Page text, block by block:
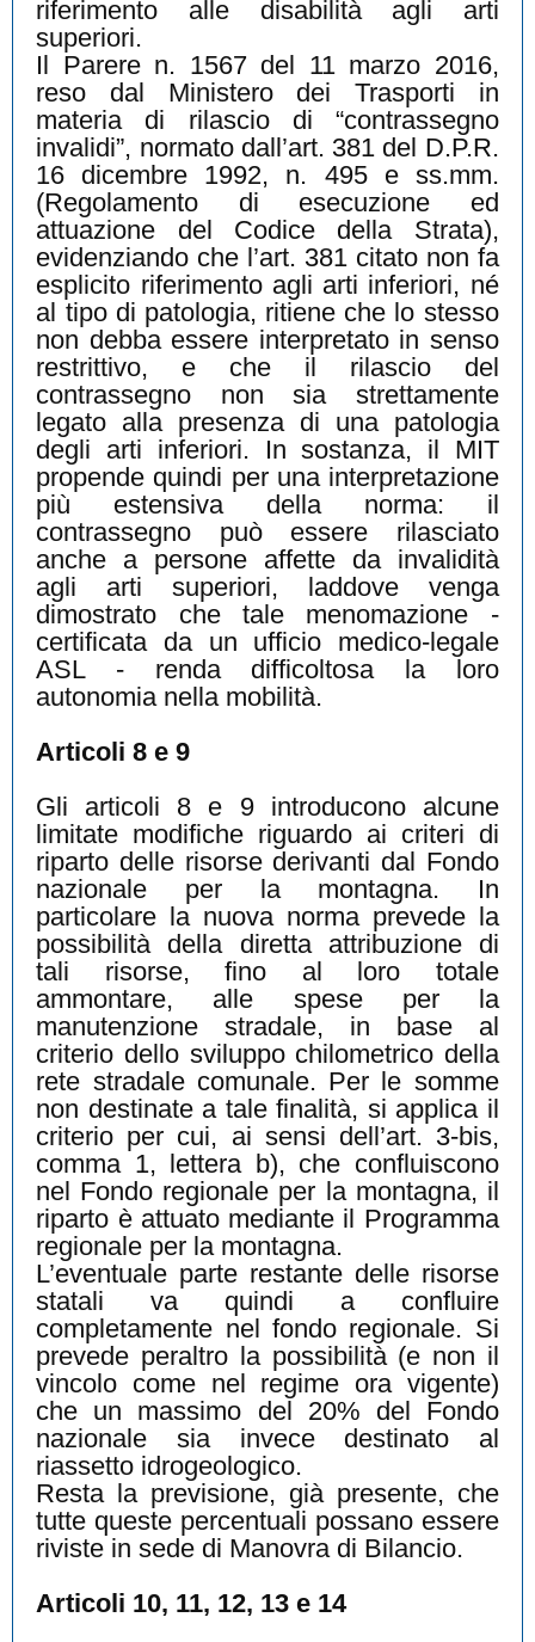
riferimento alle disabilità agli arti
superiori.
Il Parere n. 1567 del 11 marzo 2016,
reso dal Ministero dei Trasporti in
materia di rilascio di “contrassegno
invalidi”, normato dall’art. 381 del D.P.R.
16 dicembre 1992, n. 495 e ss.mm.
(Regolamento di esecuzione ed
attuazione del Codice della Strata),
evidenziando che l’art. 381 citato non fa
esplicito riferimento agli arti inferiori, né
al tipo di patologia, ritiene che lo stesso
non debba essere interpretato in senso
restrittivo, e che il rilascio del
contrassegno non sia strettamente
legato alla presenza di una patologia
degli arti inferiori. In sostanza, il MIT
propende quindi per una interpretazione
più estensiva della norma: il
contrassegno può essere rilasciato
anche a persone affette da invalidità
agli arti superiori, laddove venga
dimostrato che tale menomazione -
certificata da un ufficio medico-legale
ASL - renda difficoltosa la loro
autonomia nella mobilità.
Articoli 8 e 9
Gli articoli 8 e 9 introducono alcune
limitate modifiche riguardo ai criteri di
riparto delle risorse derivanti dal Fondo
nazionale per la montagna. In
particolare la nuova norma prevede la
possibilità della diretta attribuzione di
tali risorse, fino al loro totale
ammontare, alle spese per la
manutenzione stradale, in base al
criterio dello sviluppo chilometrico della
rete stradale comunale. Per le somme
non destinate a tale finalità, si applica il
criterio per cui, ai sensi dell’art. 3-bis,
comma 1, lettera b), che confluiscono
nel Fondo regionale per la montagna, il
riparto è attuato mediante il Programma
regionale per la montagna.
L’eventuale parte restante delle risorse
statali va quindi a confluire
completamente nel fondo regionale. Si
prevede peraltro la possibilità (e non il
vincolo come nel regime ora vigente)
che un massimo del 20% del Fondo
nazionale sia invece destinato al
riassetto idrogeologico.
Resta la previsione, già presente, che
tutte queste percentuali possano essere
riviste in sede di Manovra di Bilancio.
Articoli 10, 11, 12, 13 e 14